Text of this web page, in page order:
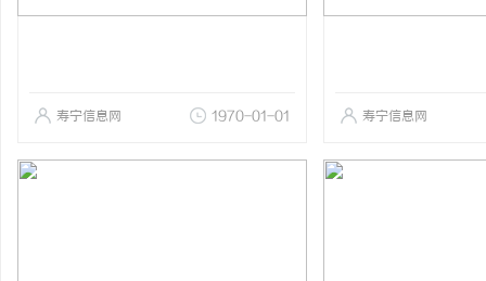
寿宁信息网 1970-01-01 寿宁信息网